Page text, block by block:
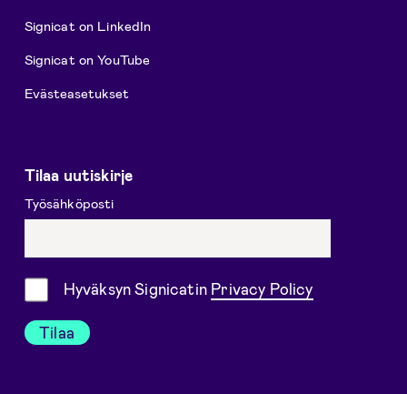
Signicat on LinkedIn
Signicat on YouTube
Evästeasetukset
Tilaa uutiskirje
Työsähköposti
Suostumus
Hyväksyn Signicatin Privacy Policy
Tilaa